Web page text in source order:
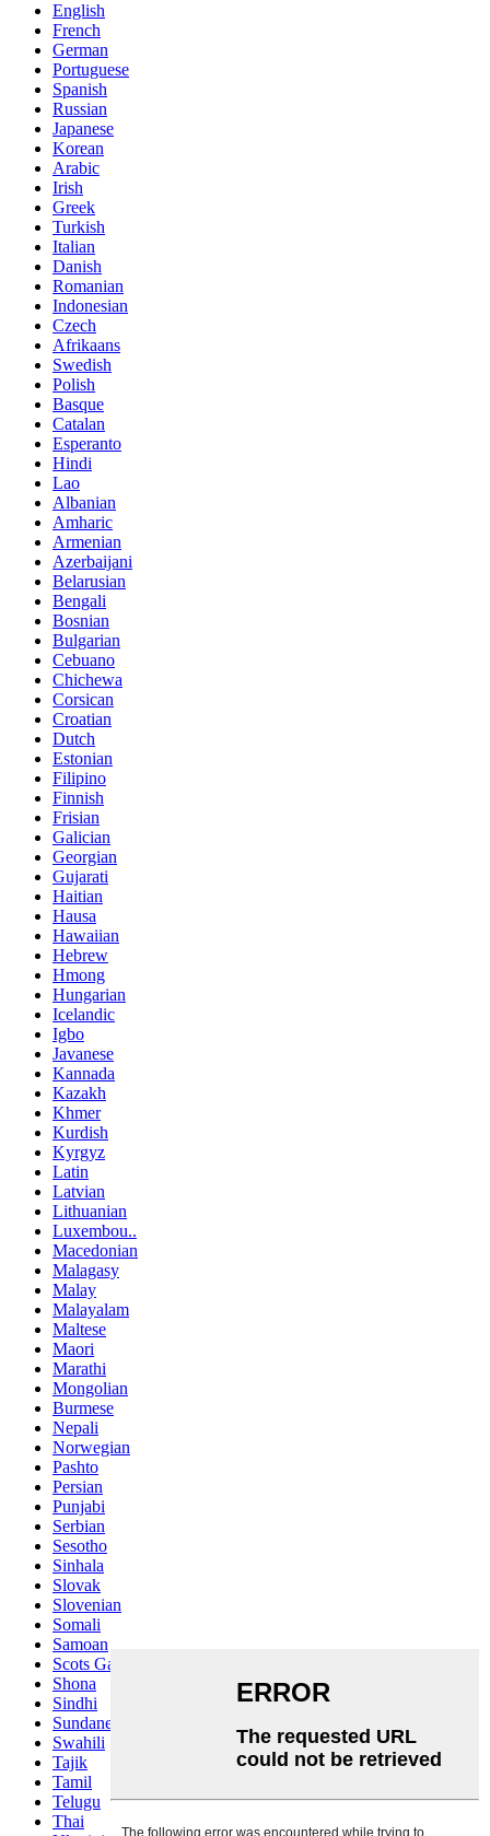
English
French
German
Portuguese
Spanish
Russian
Japanese
Korean
Arabic
Irish
Greek
Turkish
Italian
Danish
Romanian
Indonesian
Czech
Afrikaans
Swedish
Polish
Basque
Catalan
Esperanto
Hindi
Lao
Albanian
Amharic
Armenian
Azerbaijani
Belarusian
Bengali
Bosnian
Bulgarian
Cebuano
Chichewa
Corsican
Croatian
Dutch
Estonian
Filipino
Finnish
Frisian
Galician
Georgian
Gujarati
Haitian
Hausa
Hawaiian
Hebrew
Hmong
Hungarian
Icelandic
Igbo
Javanese
Kannada
Kazakh
Khmer
Kurdish
Kyrgyz
Latin
Latvian
Lithuanian
Luxembou..
Macedonian
Malagasy
Malay
Malayalam
Maltese
Maori
Marathi
Mongolian
Burmese
Nepali
Norwegian
Pashto
Persian
Punjabi
Serbian
Sesotho
Sinhala
Slovak
Slovenian
Somali
Samoan
Scots Gaelic
Shona
Sindhi
Sundanese
Swahili
Tajik
Tamil
Telugu
Thai